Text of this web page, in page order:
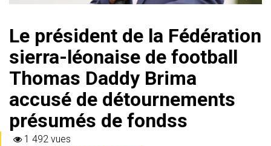
Le président de la Fédération
sierra-léonaise de football
Thomas Daddy Brima
accusé de détournements
présumés de fondss
1 492 vues